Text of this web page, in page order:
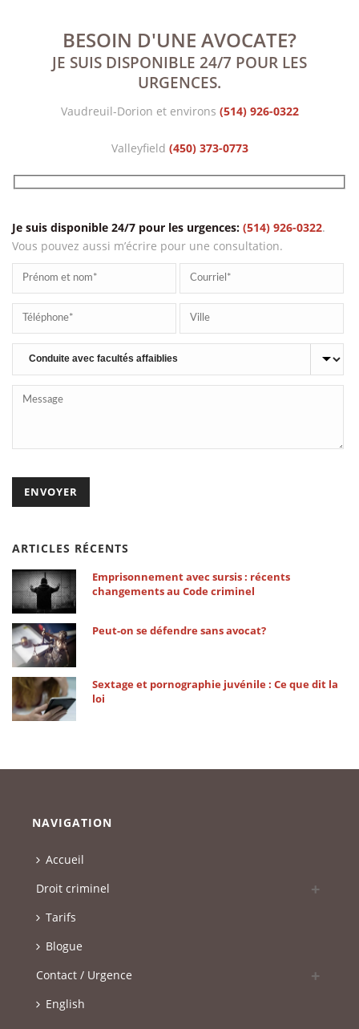
BESOIN D'UNE AVOCATE?
JE SUIS DISPONIBLE 24/7 POUR LES
URGENCES.
Vaudreuil-Dorion et environs (514) 926-0322
Valleyfield (450) 373-0773
Je suis disponible 24/7 pour les urgences: (514) 926-0322.
Vous pouvez aussi m’écrire pour une consultation.
ARTICLES RÉCENTS
Emprisonnement avec sursis : récents
changements au Code criminel
Peut-on se défendre sans avocat?
Sextage et pornographie juvénile : Ce que dit la
loi
NAVIGATION
Accueil
Droit criminel
Tarifs
Blogue
Contact / Urgence
English